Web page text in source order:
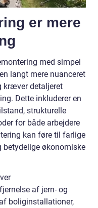
er mere
med simpel
langt mere nuanceret
kræver detaljeret
Dette inkluderer en
strukturelle
for både arbejdere
kan føre til farlige
betydelige økonomiske
af jern- og
boliginstallationer,